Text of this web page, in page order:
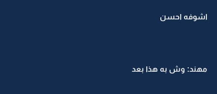
اشوفه احسن
مهند: وش به هذا بعد